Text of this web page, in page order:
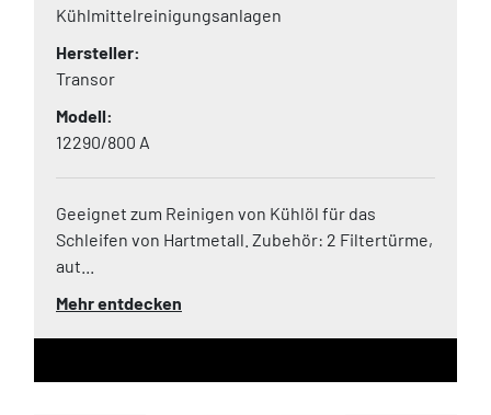
Kühlmittelreinigungsanlagen
Hersteller
Transor
Modell
12290/800 A
Geeignet zum Reinigen von Kühlöl für das
Schleifen von Hartmetall. Zubehör: 2 Filtertürme,
aut...
Mehr entdecken